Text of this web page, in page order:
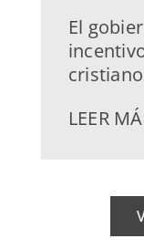
El
LEER